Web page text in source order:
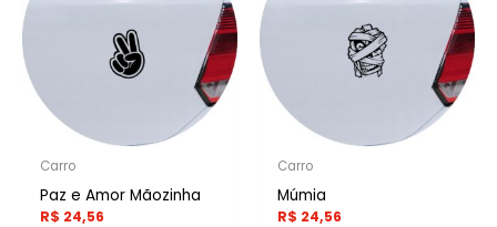
Carro
Paz e Amor Mãozinha
R$ 24,56
Carro
Múmia
R$ 24,56